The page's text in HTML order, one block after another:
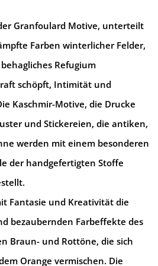
Granfoulard Motive, unterteilt
Farben winterlicher Felder,
Refugium
schöpft, Intimität und
Kaschmir-Motive, die Drucke
und Stickereien, die antiken,
werden mit einem besonderen
der handgefertigten Stoffe
Fantasie und Kreativität die
bezaubernden Farbeffekte des
Braun- und Rottöne, die sich
Orange vermischen. Die